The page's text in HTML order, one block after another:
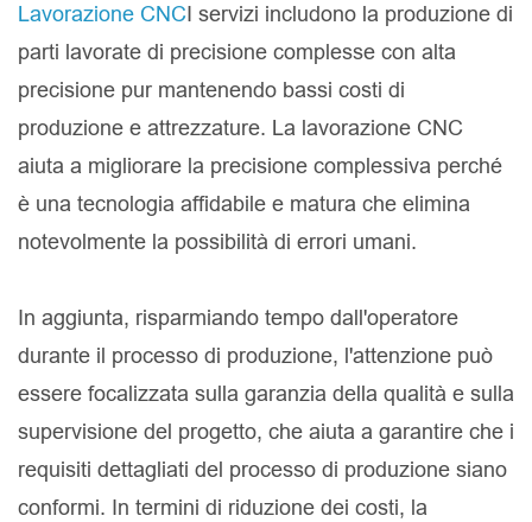
Lavorazione CNCI servizi includono la produzione di
parti lavorate di precisione complesse con alta
precisione pur mantenendo bassi costi di
produzione e attrezzature. La lavorazione CNC
aiuta a migliorare la precisione complessiva perché
è una tecnologia affidabile e matura che elimina
notevolmente la possibilità di errori umani.
In aggiunta, risparmiando tempo dall'operatore
durante il processo di produzione, l'attenzione può
essere focalizzata sulla garanzia della qualità e sulla
supervisione del progetto, che aiuta a garantire che i
requisiti dettagliati del processo di produzione siano
conformi. In termini di riduzione dei costi, la